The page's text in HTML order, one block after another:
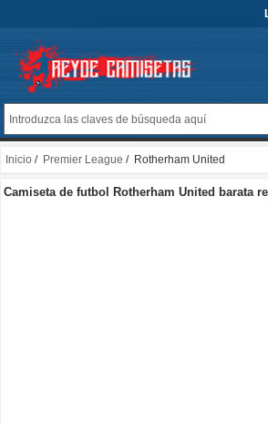
Inicio / Premier League / Rotherham United
Camiseta de futbol Rotherham United barata